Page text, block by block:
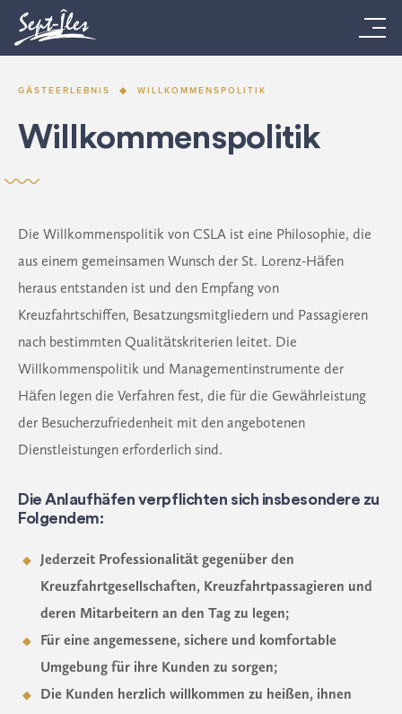
GÄSTEERLEBNIS WILLKOMMENSPOLITIK
Willkommenspolitik
Die Willkommenspolitik von CSLA ist eine Philosophie, die
aus einem gemeinsamen Wunsch der St. Lorenz-Häfen
heraus entstanden ist und den Empfang von
Kreuzfahrtschiffen, Besatzungsmitgliedern und Passagieren
nach bestimmten Qualitätskriterien leitet. Die
Willkommenspolitik und Managementinstrumente der
Häfen legen die Verfahren fest, die für die Gewährleistung
der Besucherzufriedenheit mit den angebotenen
Dienstleistungen erforderlich sind.
Die Anlaufhäfen verpflichten sich insbesondere zu
Folgendem:
Jederzeit Professionalität gegenüber den
Kreuzfahrtgesellschaften, Kreuzfahrtpassagieren und
deren Mitarbeitern an den Tag zu legen;
Für eine angemessene, sichere und komfortable
Umgebung für ihre Kunden zu sorgen;
Die Kunden herzlich willkommen zu heißen, ihnen